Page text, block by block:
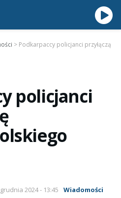
> Podkarpaccy policjanci przyłączą
policjanci
2024 - 13:45
Wiadomości